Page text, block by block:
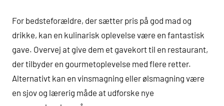
For bedsteforældre, der sætter pris på god mad og
drikke, kan en kulinarisk oplevelse være en fantastisk
gave. Overvej at give dem et gavekort til en restaurant,
der tilbyder en gourmetoplevelse med flere retter.
Alternativt kan en vinsmagning eller ølsmagning være
en sjov og lærerig måde at udforske nye